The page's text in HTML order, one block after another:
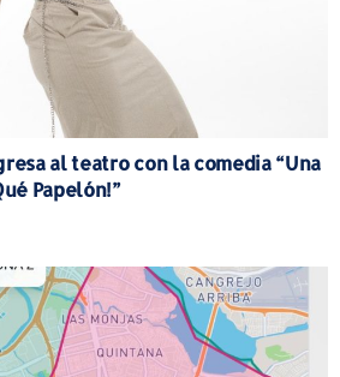
al teatro con la comedia “Una
Papelón!”